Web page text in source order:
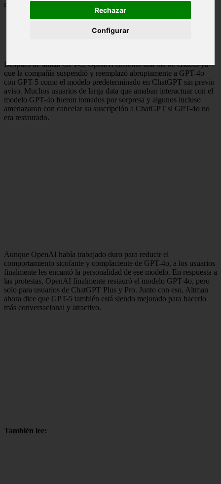
Rechazar
Configurar
mayoría de los usuarios) como la de GPT-4o".
Después de lanzar GPT-5, OpenAI enfrentó una ola de críticas ya
que la compañía suspendió y reemplazó abruptamente a GPT-4o
con GPT-5 como el modelo predeterminado en ChatGPT sin previo
aviso. Muchos usuarios de larga data que amaban interactuar con el
modelo GPT-4o fueron tomados por sorpresa y algunos incluso
amenazaron con cancelar su suscripción a ChatGPT si GPT-4o no
era restaurado.
Aunque OpenAI había trabajado duro para reducir el
comportamiento sicofante y complaciente de GPT-4o, a los usuarios
finalmente les encantó la personalidad de ese modelo. En respuesta a
las protestas, OpenAI finalmente restauró el modelo GPT-4o, pero
solo para usuarios de ChatGPT Plus y Pro. Junto con eso, Altman
ahora dice que GPT-5 también está siendo mejorado para hacerlo
más conversacional y atractivo.
También lee: